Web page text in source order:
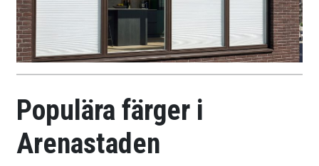
Populära färger i
Arenastaden